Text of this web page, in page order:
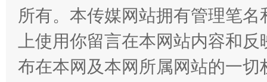
国家大学科技园优化重塑工作
所有。本传媒网站拥有管理笔
上使用你留言在本网站内容和
布在本网及本网所属网站的一